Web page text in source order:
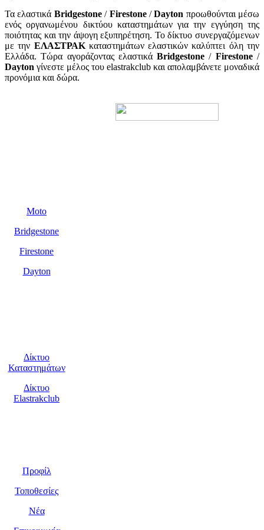
Τα ελαστικά Bridgestone/ Firestone/Dayton προωθούνται μέσω
ενός οργανωμένου δικτύου καταστημάτων για την εγγύηση της
ποιότητας και την άψογη εξυπηρέτηση. Το δίκτυο συνεργαζόμενων
με την ΕΛΑΣΤΡΑΚκαταστημάτων ελαστικών καλύπτει όλη την
Ελλάδα. Τώρα αγοράζοντας ελαστικάBridgestone / Firestone/
Dayton γίνεστε μέλος του elastrakclub και απολαμβάνετε μοναδικά
προνόμια και δώρα.
Moto
Bridgestone
Firestone
Dayton
Δίκτυο
Καταστημάτων
Δίκτυο
Elastrakclub
Προφίλ
Τοποθεσίες
Νέα